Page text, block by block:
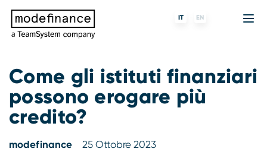
IT EN
Come gli istituti finanziari
possono erogare più
credito?
modefinance 25 Ottobre 2023
Agenzia di Rating
Rating ESG
Tigran
MORE
ForST
Data Science
Fintech
Banche e finanziarie
SGR e fondi
Chi siamo
Partner e clienti
Blog